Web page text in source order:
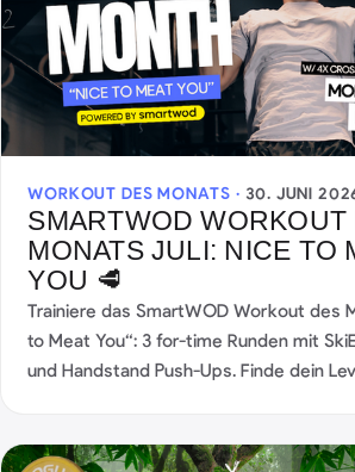
WORKOUT DES MONATS · 30. JUNI
SMARTWOD WORKOUT
MONATS JULI: NICE TO
YOU 🥩
Trainiere das SmartWOD Workout des
to Meat You“: 3 for-time Runden mit
und Handstand Push-Ups. Finde dein